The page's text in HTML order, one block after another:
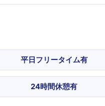
平日フリータイム有
24時間休憩有